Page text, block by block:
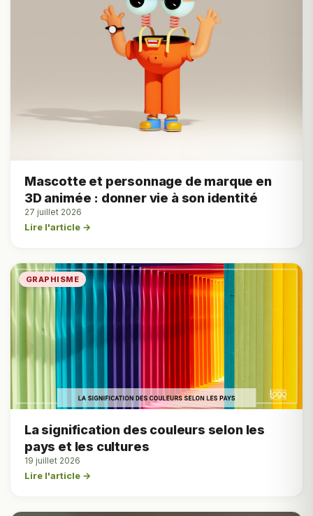
Mascotte et personnage de marque en
3D animée : donner vie à son identité
27 juillet 2026
Lire l'article →
GRAPHISME
La signification des couleurs selon les
pays et les cultures
19 juillet 2026
Lire l'article →